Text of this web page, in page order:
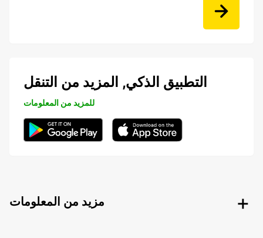
التطبيق الذكي, المزيد من التنقل
للمزيد من المعلومات
مزيد من المعلومات